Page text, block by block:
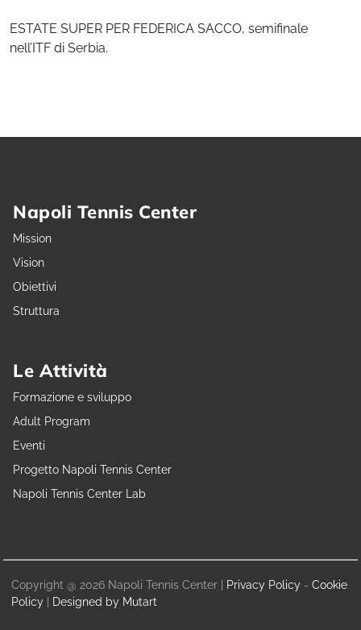
ESTATE SUPER PER FEDERICA SACCO, semifinale
nell’ITF di Serbia.
Napoli Tennis Center
Mission
Vision
Obiettivi
Struttura
Le Attività
Formazione e sviluppo
Adult Program
Eventi
Progetto Napoli Tennis Center
Napoli Tennis Center Lab
Copyright @ 2026 Napoli Tennis Center | Privacy Policy - Cookie
Policy
Designed by Mutart